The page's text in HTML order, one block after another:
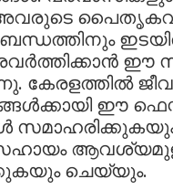
അവരുടെ
ബന്ധത്തിനും
ഈ
കേരളത്തില്‍
ഈ
ചെയ്യും.